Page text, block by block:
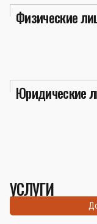
Физические
Юридические
УСЛУГИ